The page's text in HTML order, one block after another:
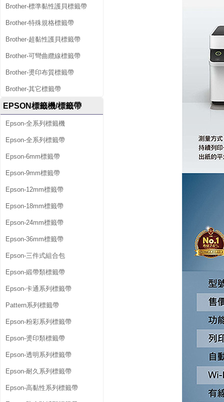
Brother-標準黏性護貝標籤帶
Brother-特殊規格標籤帶
Brother-超黏性護貝標籤帶
Brother-可彎曲纜線標籤帶
Brother-燙印布質標籤帶
Brother-其它標籤帶
EPSON標籤機/標籤帶
Epson-全系列標籤機
Epson-全系列標籤帶
Epson-6mm標籤帶
Epson-9mm標籤帶
Epson-12mm標籤帶
Epson-18mm標籤帶
Epson-24mm標籤帶
Epson-36mm標籤帶
Epson-三件式組合包
Epson-緞帶類標籤帶
Epson-卡通系列標籤帶
Pattern系列標籤帶
Epson-粉彩系列標籤帶
Epson-燙印類標籤帶
Epson-透明系列標籤帶
Epson-耐久系列標籤帶
Epson-高黏性系列標籤帶